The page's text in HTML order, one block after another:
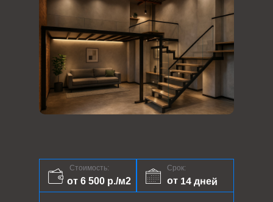
Срок:
от 14 дней
Стоимость:
от 6 500 р./м2